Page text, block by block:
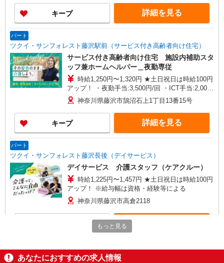
キープ 詳細を見る
パート
ツクイ・サンフォレスト藤沢駅前（サービス付き高齢者向け住宅）
サービス付き高齢者向け住宅 施設内補助スタ
ッフ兼ホームヘルパー＿夜勤専従
時給1,250円〜1,320円 ★土日祝日は時給100円
アップ！ ・夜勤手当:3,500円/回 ・ICT手当:2,000
円/月 ※給与幅は資格・経験等による
神奈川県藤沢市鵠沼石上1丁目13番15号
キープ 詳細を見る
パート
ツクイ・サンフォレスト藤沢長後（デイサービス）
デイサービス 介護スタッフ（ケアクルー）
時給1,225円〜1,457円 ★土日祝日は時給100円
アップ！ ※給与幅は資格・経験等による
神奈川県藤沢市高倉2118
ツクイ藤沢石川（デイサービス）
もっと見る
あなたにおすすめの求人情報